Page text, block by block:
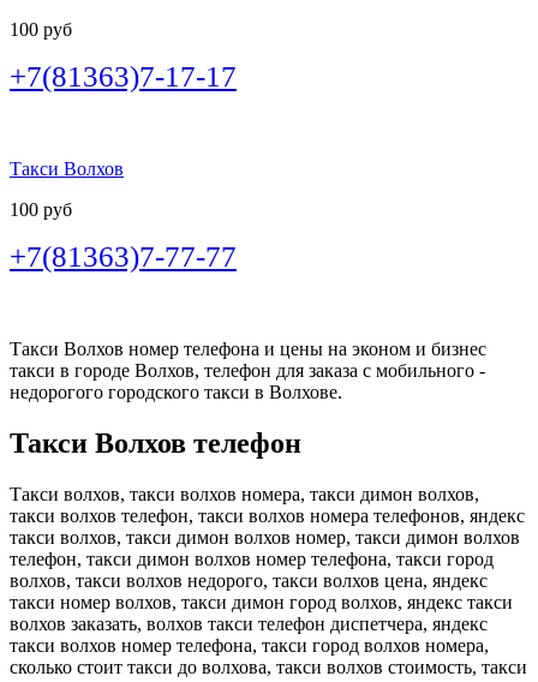
100 руб
+7(81363)7-17-17
Такси Волхов
100 руб
+7(81363)7-77-77
Такси Волхов номер телефона и цены на эконом и бизнес
такси в городе Волхов, телефон для заказа с мобильного -
недорогого городского такси в Волхове.
Такси Волхов телефон
Такси волхов, такси волхов номера, такси димон волхов,
такси волхов телефон, такси волхов номера телефонов, яндекс
такси волхов, такси димон волхов номер, такси димон волхов
телефон, такси димон волхов номер телефона, такси город
волхов, такси волхов недорого, такси волхов цена, яндекс
такси номер волхов, такси димон город волхов, яндекс такси
волхов заказать, волхов такси телефон диспетчера, яндекс
такси волхов номер телефона, такси город волхов номера,
сколько стоит такси до волхова, такси волхов стоимость, такси